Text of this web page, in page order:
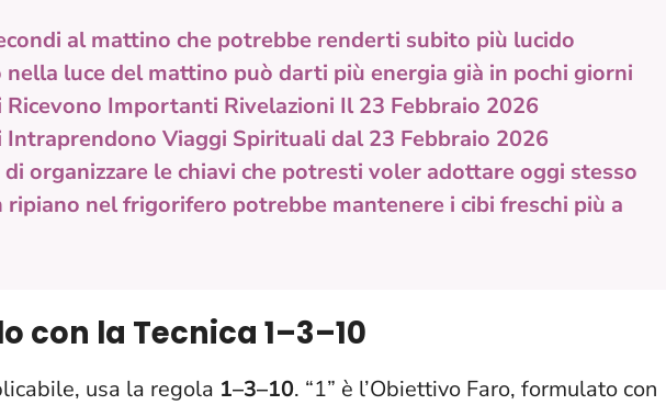
al mattino che potrebbe renderti subito più lucido
luce del mattino può darti più energia già in pochi giorni
Ricevono Importanti Rivelazioni Il 23 Febbraio 2026
Intraprendono Viaggi Spirituali dal 23 Febbraio 2026
organizzare le chiavi che potresti voler adottare oggi stesso
ripiano nel frigorifero potrebbe mantenere i cibi freschi più a
con la Tecnica 1–3–10
usa la regola 1–3–10. “1” è l’Obiettivo Faro, formulato con